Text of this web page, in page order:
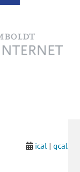
ical | gcal